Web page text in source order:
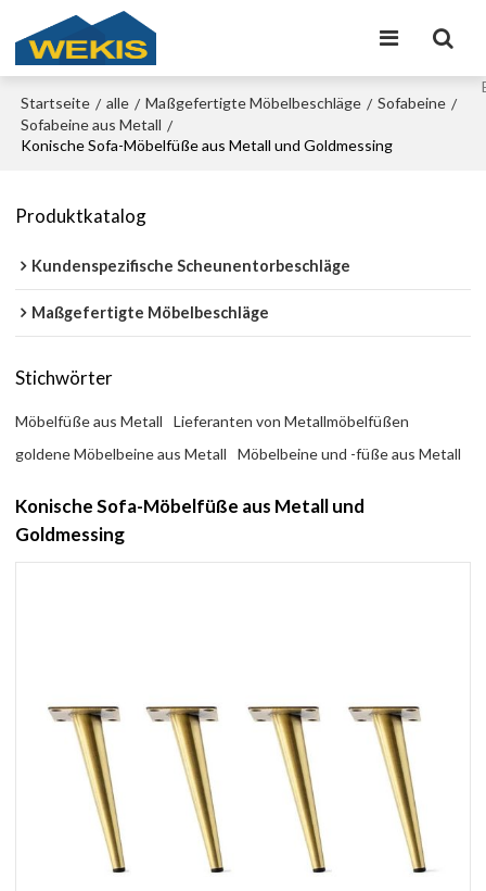
Startseite / alle / Maßgefertigte Möbelbeschläge / Sofabeine /
Sofabeine aus Metall /
Konische Sofa-Möbelfüße aus Metall und Goldmessing
Produktkatalog
Kundenspezifische Scheunentorbeschläge
Maßgefertigte Möbelbeschläge
Stichwörter
Möbelfüße aus Metall
Lieferanten von Metallmöbelfüßen
goldene Möbelbeine aus Metall
Möbelbeine und -füße aus Metall
Konische Sofa-Möbelfüße aus Metall und
Goldmessing